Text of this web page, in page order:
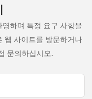
하며 특정 요구 사항을
웹 사이트를 방문하거나
문의하십시오.